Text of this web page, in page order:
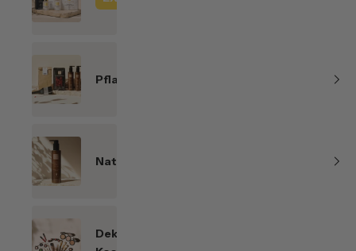
Pflanzenhaarfarben
Naturkosmetik
Dekorative